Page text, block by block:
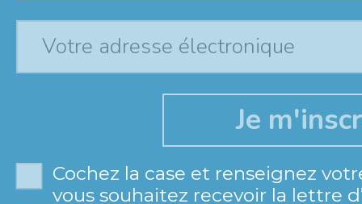
Cochez la case et renseignez
vous souhaitez recevoir la lettre